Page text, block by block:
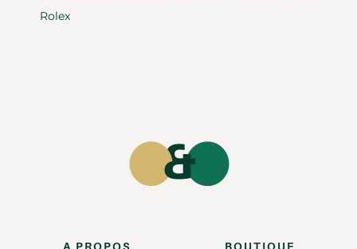
Rolex
A PROPOS BOUTIQUE